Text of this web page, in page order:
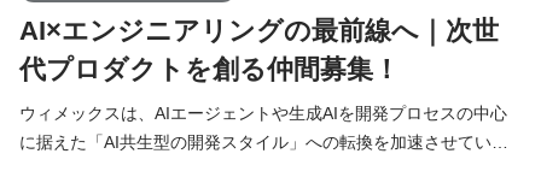
AI×エンジニアリングの最前線へ｜次世
代プロダクトを創る仲間募集！
ウィメックスは、AIエージェントや生成AIを開発プロセスの中心
に据えた「AI共生型の開発スタイル」への転換を加速させていま